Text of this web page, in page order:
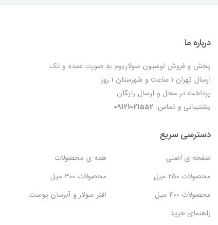
درباره ما
پخش و فروش لوسیون سولاریوم به صورت عمده و تک
ارسال تهران 1 ساعت و شهرستان 1 روز
پرداخت در محل و ارسال رایگان
پشتیبانی و تماس: 09121021552
دسترسی سریع
صفحه ی اصلی
همه ی محصولات
محصولات 250 میل
محصولات 300 میل
محصولات 400 میل
افتر سولار و آبرسان پوست
راهنمای خرید